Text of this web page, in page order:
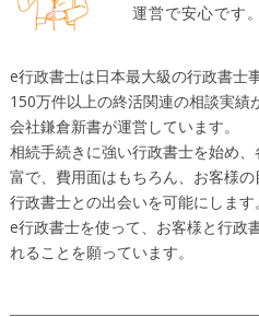
運営で安心です。
e行政書士は日本最大級の行政書士
150万件以上の終活関連の相談実
会社鎌倉新書が運営しています。
相続手続きに強い行政書士を始め
富で、費用面はもちろん、お客様
行政書士との出会いを可能にします。
e行政書士を使って、お客様と行政
れることを願っています。